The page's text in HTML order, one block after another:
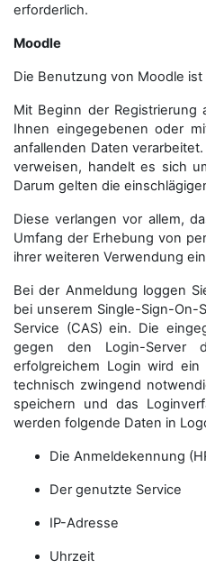
erforderlich.
Moodle
Die Benutzung von Moodle
Mit Beginn der
Ihnen eingegebenen oder
anfallenden Daten
verweisen, handelt es sich
Darum gelten die
Diese verlangen vor allem,
Umfang der Erhebung von
ihrer weiteren Verwendung
Bei der Anmeldung loggen
bei unserem Single-Sign-On-
Service (CAS) ein. Die
gegen den Login-Server
erfolgreichem Login wird
technisch zwingend
speichern und das
werden folgende Daten in
Die Anmeldekennung
Der genutzte Service
IP-Adresse
Uhrzeit